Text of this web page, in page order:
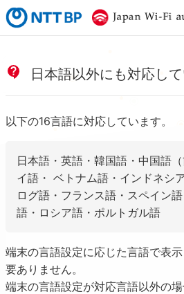
NTTBP
日本語以外にも対応して
以下の16言語に対応しています。
日本語・英語・韓国語・中国語
イ語・ ベトナム語・インドネシ
ログ語・フランス語・スペイン
語・ロシア語・ポルトガル語
端末の言語設定に応じた言語で表
要ありません。
端末の言語設定が対応言語以外の